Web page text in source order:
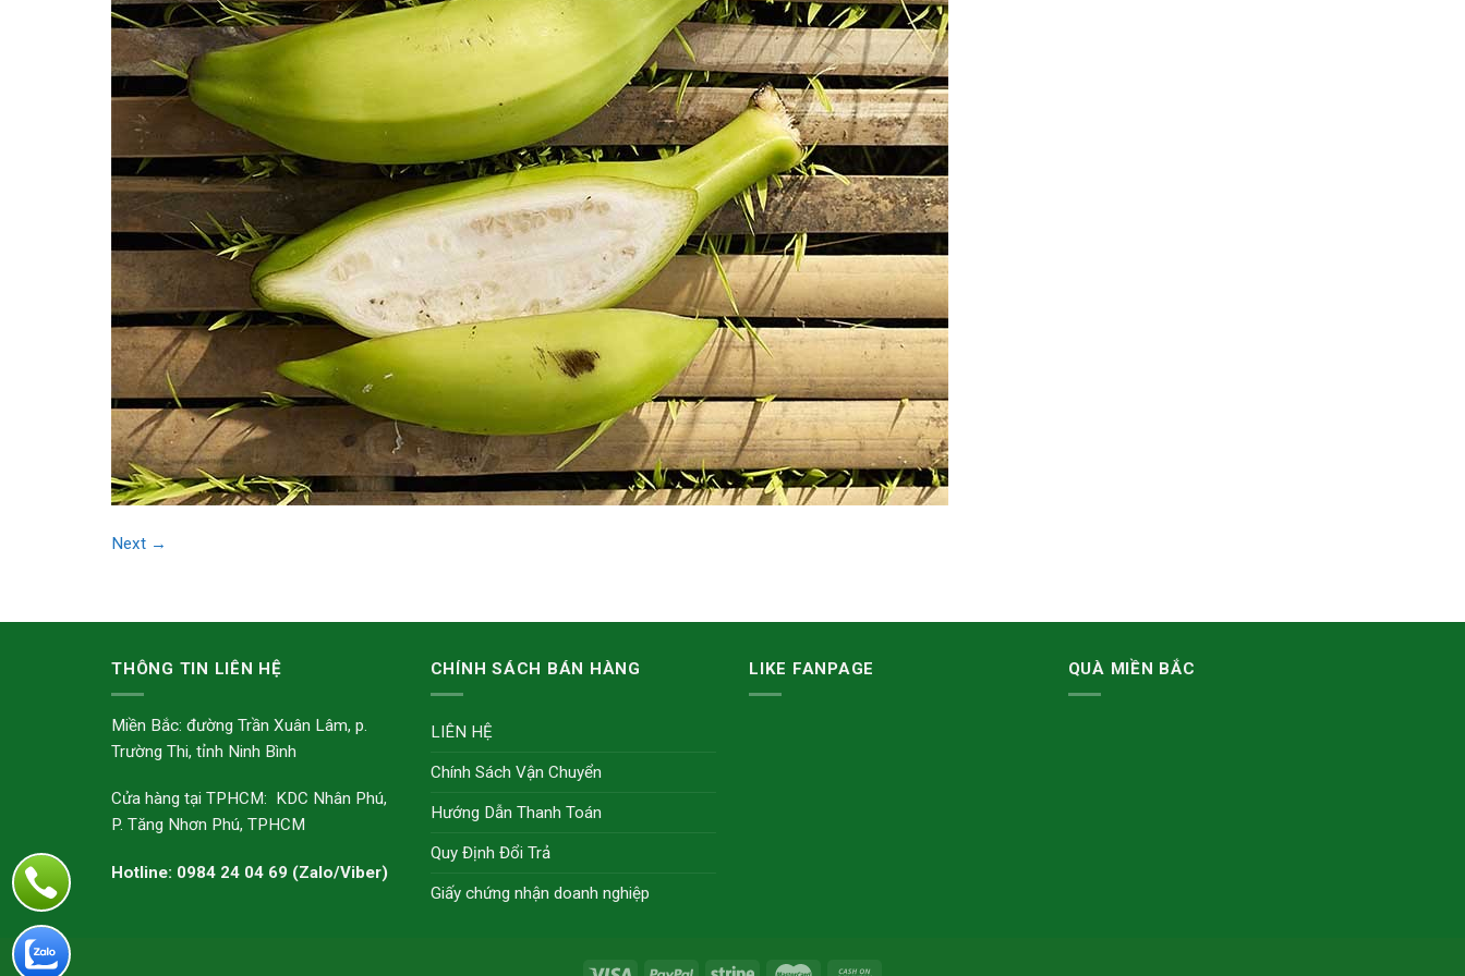
Next →
THÔNG TIN LIÊN HỆ
Miền Bắc: đường Trần Xuân Lâm, p.
Trường Thi, tỉnh Ninh Bình
Cửa hàng tại TPHCM: KDC Nhân Phú,
P. Tăng Nhơn Phú, TPHCM
Hotline: 0984 24 04 69 (Zalo/Viber)
CHÍNH SÁCH BÁN HÀNG
LIÊN HỆ
Chính Sách Vận Chuyển
Hướng Dẫn Thanh Toán
Quy Định Đổi Trả
Giấy chứng nhận doanh nghiệp
LIKE FANPAGE QUÀ MIỀN BẮC